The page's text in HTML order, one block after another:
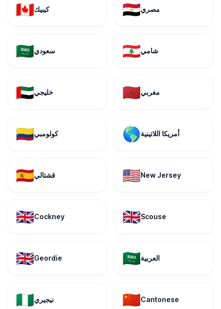
🇨🇦كيبيك 🇪🇬مصري
🇸🇦سعودي 🇱🇧شامي
🇦🇪خليجي 🇲🇦مغربي
🇨🇴كولومبي 🌎أمريكا اللاتينية
🇪🇸قشتالي 🇺🇸New Jersey
🇬🇧Cockney 🇬🇧Scouse
🇬🇧Geordie 🇸🇦العربية
🇳🇬نيجيري 🇨🇳Cantonese